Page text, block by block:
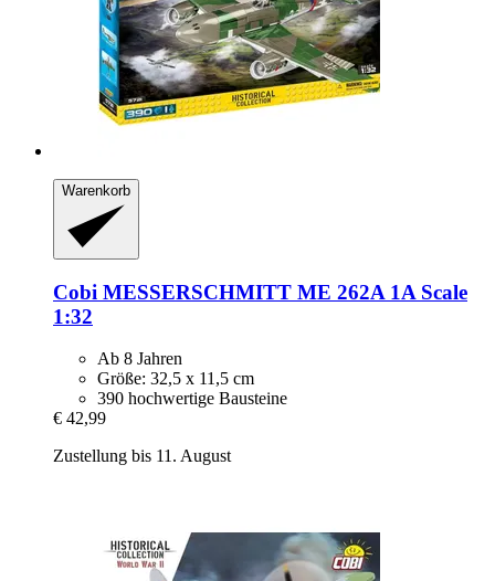
Warenkorb
Cobi MESSERSCHMITT ME 262A 1A Scale
1:32
Ab 8 Jahren
Größe: 32,5 x 11,5 cm
390 hochwertige Bausteine
€ 42,99
Zustellung bis 11. August